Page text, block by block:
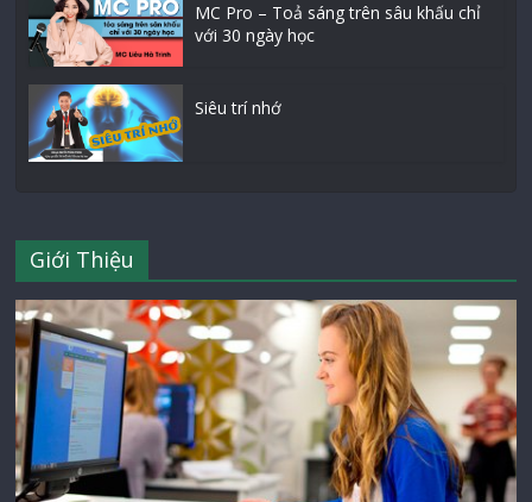
MC Pro – Toả sáng trên sâu khấu chỉ
với 30 ngày học
Siêu trí nhớ
Giới Thiệu